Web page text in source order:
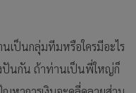
นเป็นกลุ่มทีมหรือใครมีอะไร
ปันกัน ถ้าท่านเป็นพี่ใหญ่ก็